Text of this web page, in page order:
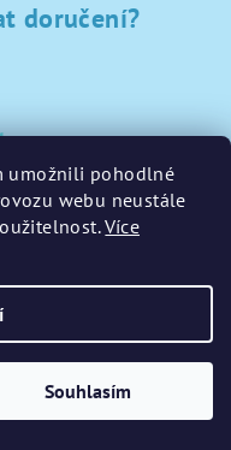
umožnili pohodlné
webu neustále
Více
Souhlasím
doručení?